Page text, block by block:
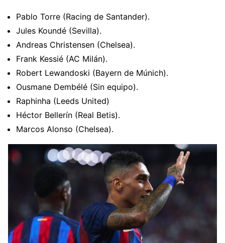
Pablo Torre (Racing de Santander).
Jules Koundé (Sevilla).
Andreas Christensen (Chelsea).
Frank Kessié (AC Milán).
Robert Lewandoski (Bayern de Múnich).
Ousmane Dembélé (Sin equipo).
Raphinha (Leeds United)
Héctor Bellerín (Real Betis).
Marcos Alonso (Chelsea).